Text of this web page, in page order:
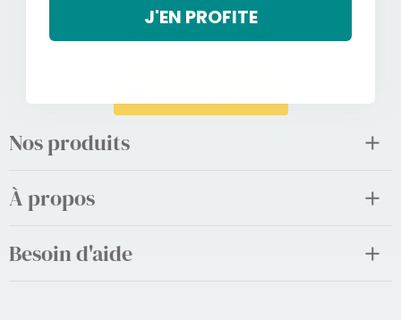
Du lundi au vendredi
Nos produits
À propos
Besoin d'aide
J'EN PROFITE